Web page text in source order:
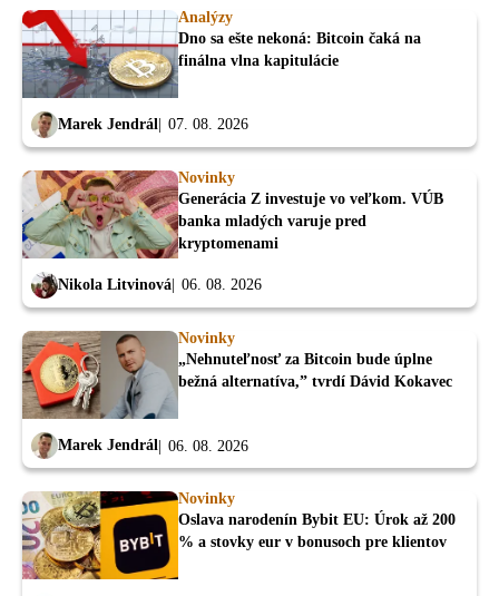
Analýzy
Dno sa ešte nekoná: Bitcoin čaká na
finálna vlna kapitulácie
Marek Jendrál 07. 08. 2026
Novinky
Generácia Z investuje vo veľkom. VÚB
banka mladých varuje pred
kryptomenami
Nikola Litvinová 06. 08. 2026
Novinky
„Nehnuteľnosť za Bitcoin bude úplne
bežná alternatíva,” tvrdí Dávid Kokavec
Marek Jendrál 06. 08. 2026
Novinky
Oslava narodenín Bybit EU: Úrok až 200
% a stovky eur v bonusoch pre klientov